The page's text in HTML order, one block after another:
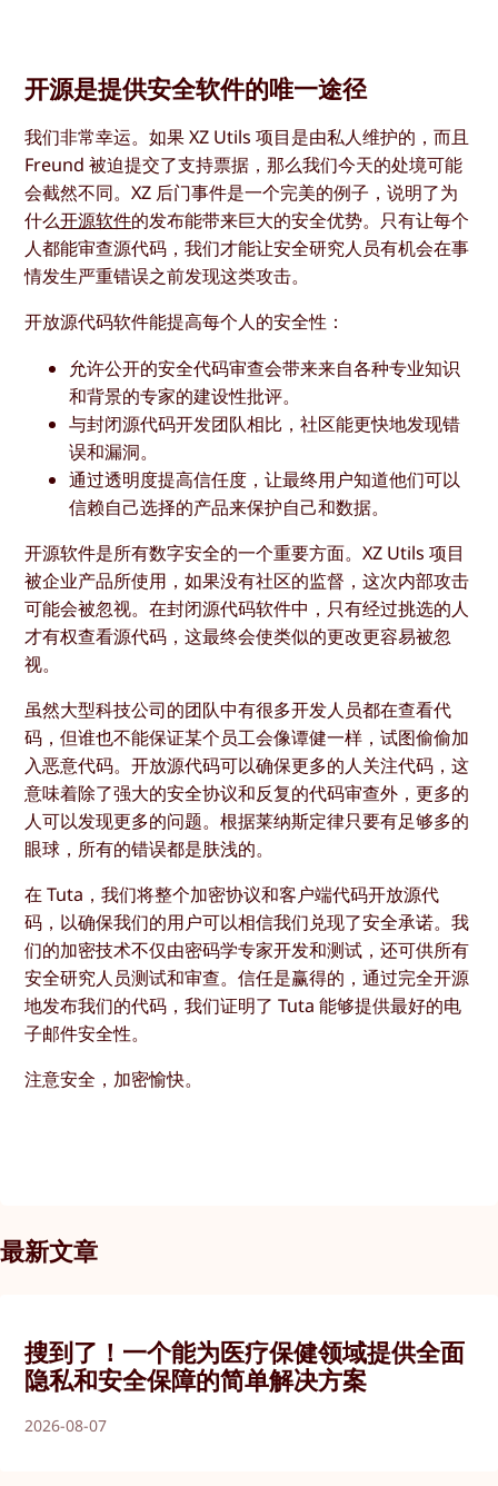
开源是提供安全软件的唯一途径
我们非常幸运。如果 XZ Utils 项目是由私人维护的，而且
Freund 被迫提交了支持票据，那么我们今天的处境可能
会截然不同。XZ 后门事件是一个完美的例子，说明了为
什么开源软件的发布能带来巨大的安全优势。只有让每个
人都能审查源代码，我们才能让安全研究人员有机会在事
情发生严重错误之前发现这类攻击。
开放源代码软件能提高每个人的安全性：
允许公开的安全代码审查会带来来自各种专业知识
和背景的专家的建设性批评。
与封闭源代码开发团队相比，社区能更快地发现错
误和漏洞。
通过透明度提高信任度，让最终用户知道他们可以
信赖自己选择的产品来保护自己和数据。
开源软件是所有数字安全的一个重要方面。XZ Utils 项目
被企业产品所使用，如果没有社区的监督，这次内部攻击
可能会被忽视。在封闭源代码软件中，只有经过挑选的人
才有权查看源代码，这最终会使类似的更改更容易被忽
视。
虽然大型科技公司的团队中有很多开发人员都在查看代
码，但谁也不能保证某个员工会像谭健一样，试图偷偷加
入恶意代码。开放源代码可以确保更多的人关注代码，这
意味着除了强大的安全协议和反复的代码审查外，更多的
人可以发现更多的问题。根据莱纳斯定律只要有足够多的
眼球，所有的错误都是肤浅的。
在 Tuta，我们将整个加密协议和客户端代码开放源代
码，以确保我们的用户可以相信我们兑现了安全承诺。我
们的加密技术不仅由密码学专家开发和测试，还可供所有
安全研究人员测试和审查。信任是赢得的，通过完全开源
地发布我们的代码，我们证明了 Tuta 能够提供最好的电
子邮件安全性。
注意安全，加密愉快。
最新文章
搜到了！一个能为医疗保健领域提供全面
隐私和安全保障的简单解决方案
2026-08-07